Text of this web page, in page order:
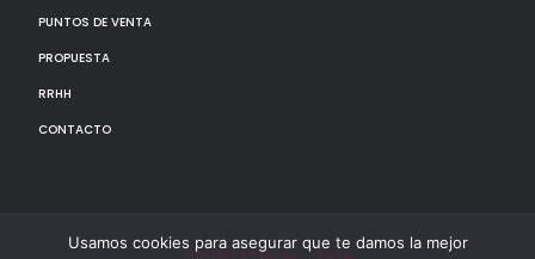
PUNTOS DE VENTA
PROPUESTA
RRHH
CONTACTO
Usamos cookies para asegurar que te damos la mejor